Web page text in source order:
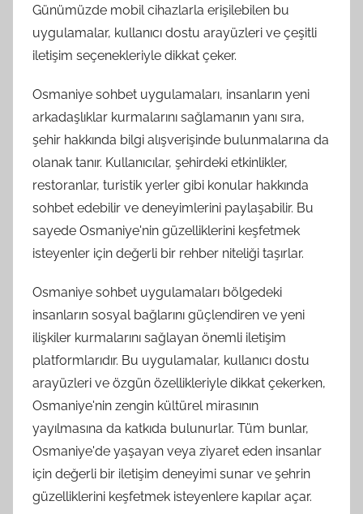
Günümüzde mobil cihazlarla erişilebilen bu
uygulamalar, kullanıcı dostu arayüzleri ve çeşitli
iletişim seçenekleriyle dikkat çeker.
Osmaniye sohbet uygulamaları, insanların yeni
arkadaşlıklar kurmalarını sağlamanın yanı sıra,
şehir hakkında bilgi alışverişinde bulunmalarına da
olanak tanır. Kullanıcılar, şehirdeki etkinlikler,
restoranlar, turistik yerler gibi konular hakkında
sohbet edebilir ve deneyimlerini paylaşabilir. Bu
sayede Osmaniye'nin güzelliklerini keşfetmek
isteyenler için değerli bir rehber niteliği taşırlar.
Osmaniye sohbet uygulamaları bölgedeki
insanların sosyal bağlarını güçlendiren ve yeni
ilişkiler kurmalarını sağlayan önemli iletişim
platformlarıdır. Bu uygulamalar, kullanıcı dostu
arayüzleri ve özgün özellikleriyle dikkat çekerken,
Osmaniye'nin zengin kültürel mirasının
yayılmasına da katkıda bulunurlar. Tüm bunlar,
Osmaniye'de yaşayan veya ziyaret eden insanlar
için değerli bir iletişim deneyimi sunar ve şehrin
güzelliklerini keşfetmek isteyenlere kapılar açar.